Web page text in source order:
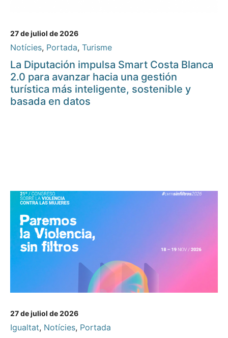
27 de juliol de 2026
Notícies, Portada, Turisme
La Diputación impulsa Smart Costa Blanca
2.0 para avanzar hacia una gestión
turística más inteligente, sostenible y
basada en datos
27 de juliol de 2026
Igualtat, Notícies, Portada